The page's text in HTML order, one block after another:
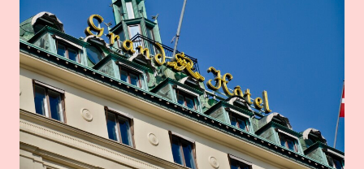
HITTAR
DU
RÄTT
UTBILDNING
FÖR
DIG